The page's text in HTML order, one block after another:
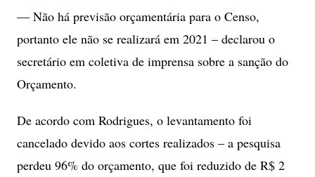
— Não há previsão orçamentária para o Censo,
portanto ele não se realizará em 2021 – declarou o
secretário em coletiva de imprensa sobre a sanção do
Orçamento.
De acordo com Rodrigues, o levantamento foi
cancelado devido aos cortes realizados – a pesquisa
perdeu 96% do orçamento, que foi reduzido de R$ 2